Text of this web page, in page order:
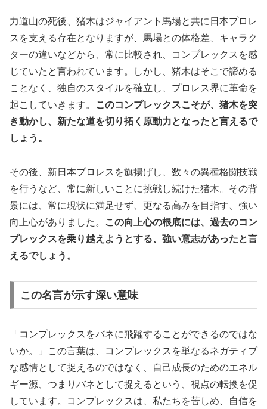
力道山の死後、猪木はジャイアント馬場と共に日本プロレ
スを支える存在となりますが、馬場との体格差、キャラク
ターの違いなどから、常に比較され、コンプレックスを感
じていたと言われています。しかし、猪木はそこで諦める
ことなく、独自のスタイルを確立し、プロレス界に革命を
起こしていきます。
このコンプレックスこそが、猪木を突
き動かし、新たな道を切り拓く原動力となったと言えるで
しょう。
その後、新日本プロレスを旗揚げし、数々の異種格闘技戦
を行うなど、常に新しいことに挑戦し続けた猪木。その背
景には、常に現状に満足せず、更なる高みを目指す、強い
向上心がありました。
この向上心の根底には、過去のコン
プレックスを乗り越えようとする、強い意志があったと言
えるでしょう。
この名言が示す深い意味
「コンプレックスをバネに飛躍することができるのではな
いか。」この言葉は、コンプレックスを単なるネガティブ
な感情として捉えるのではなく、自己成長のためのエネル
ギー源、つまりバネとして捉えるという、視点の転換を促
しています。コンプレックスは、私たちを苦しめ、自信を